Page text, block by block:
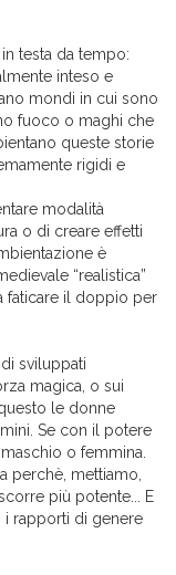
testa da tempo:
inteso e
mondi in cui sono
fuoco o maghi che
queste storie
rigidi e
modalità
o di creare effetti
è
“realistica”
faticare il doppio per
sviluppati
magica, o sui
le donne
Se con il potere
o femmina.
perchè, mettiamo,
più potente... E
i rapporti di genere